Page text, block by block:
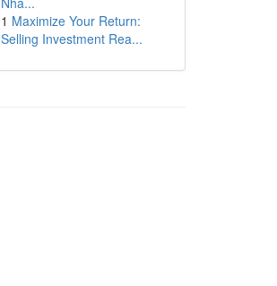
1 Maximize Your Return:
Selling Investment Rea...